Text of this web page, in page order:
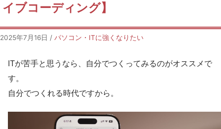
イブコーディング】
2025年7月16日 / パソコン・ITに強くなりたい
ITが苦手と思うなら、自分でつくってみるのがオススメで
す。
自分でつくれる時代ですから。